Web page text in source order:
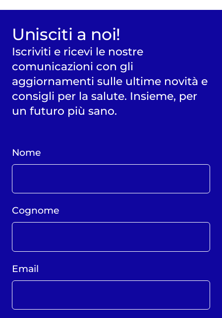
Unisciti a noi!
Iscriviti e ricevi le nostre
comunicazioni con gli
aggiornamenti sulle ultime novità e
consigli per la salute. Insieme, per
un futuro più sano.
Nome
Cognome
Email